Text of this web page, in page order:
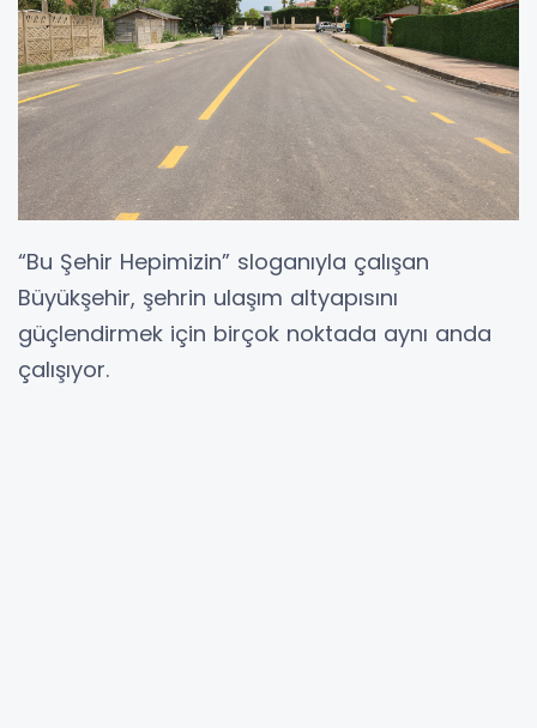
“Bu Şehir Hepimizin” sloganıyla çalışan
Büyükşehir, şehrin ulaşım altyapısını
güçlendirmek için birçok noktada aynı anda
çalışıyor.